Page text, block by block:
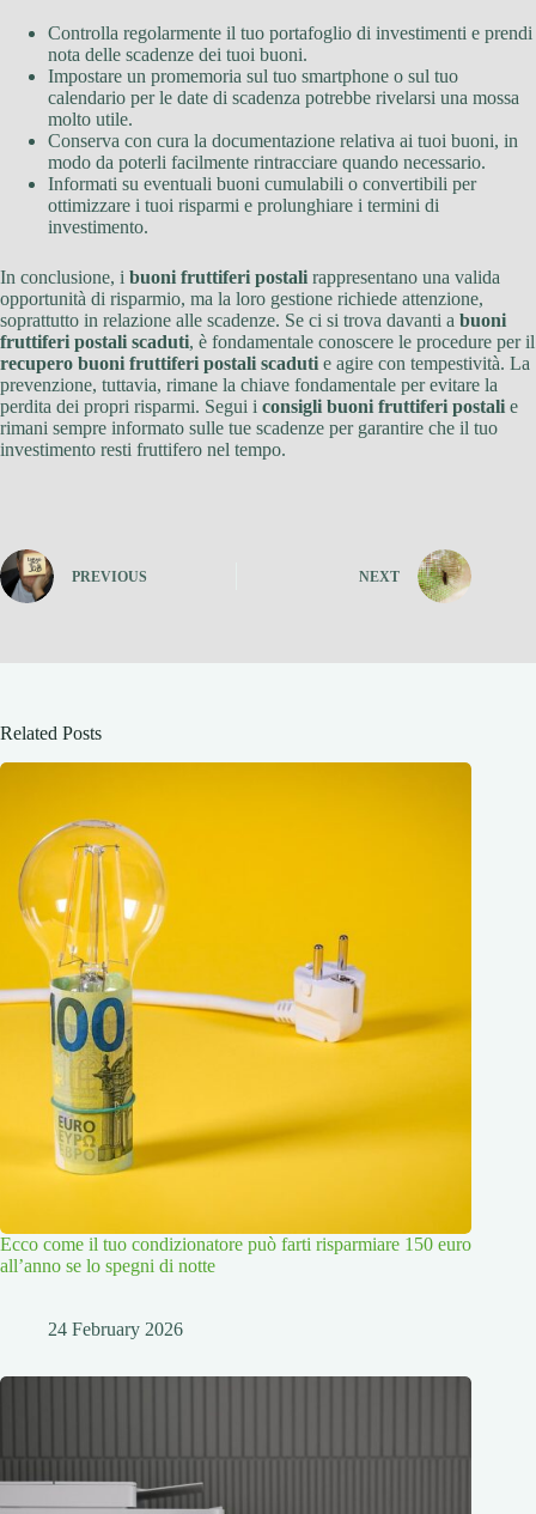
Controlla regolarmente il tuo portafoglio di investimenti e prendi
nota delle scadenze dei tuoi buoni.
Impostare un promemoria sul tuo smartphone o sul tuo
calendario per le date di scadenza potrebbe rivelarsi una mossa
molto utile.
Conserva con cura la documentazione relativa ai tuoi buoni, in
modo da poterli facilmente rintracciare quando necessario.
Informati su eventuali buoni cumulabili o convertibili per
ottimizzare i tuoi risparmi e prolunghiare i termini di
investimento.
In conclusione, i buoni fruttiferi postali rappresentano una valida
opportunità di risparmio, ma la loro gestione richiede attenzione,
soprattutto in relazione alle scadenze. Se ci si trova davanti a buoni
fruttiferi postali scaduti, è fondamentale conoscere le procedure per il
recupero buoni fruttiferi postali scaduti e agire con tempestività. La
prevenzione, tuttavia, rimane la chiave fondamentale per evitare la
perdita dei propri risparmi. Segui i consigli buoni fruttiferi postali e
rimani sempre informato sulle tue scadenze per garantire che il tuo
investimento resti fruttifero nel tempo.
PREVIOUS NEXT
Related Posts
Ecco come il tuo condizionatore può farti risparmiare 150 euro
all’anno se lo spegni di notte
24 February 2026